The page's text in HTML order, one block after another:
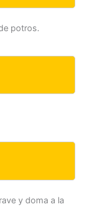
potros.
y doma a la